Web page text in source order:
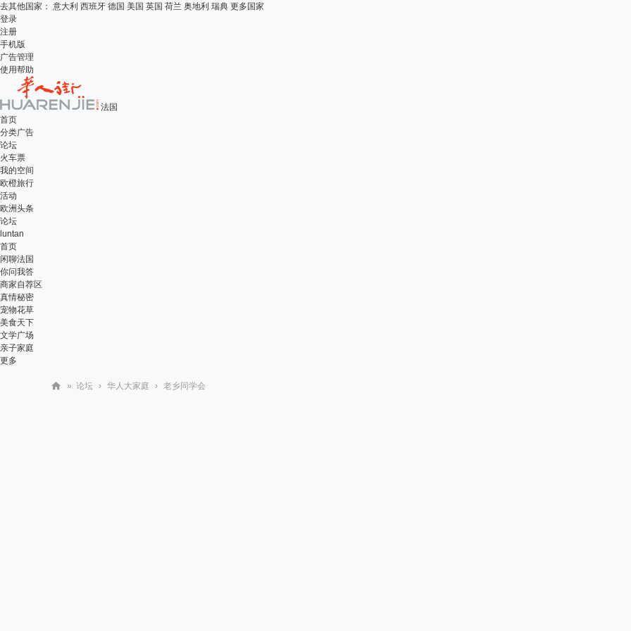
去其他国家： 意大利 西班牙 德国 美国 英国 荷兰 奥地利 瑞典 更多国家
登录
注册
手机版
广告管理
使用帮助
法国
首页
分类广告
论坛
火车票
我的空间
欧橙旅行
活动
欧洲头条
论坛
luntan
首页
闲聊法国
你问我答
商家自荐区
真情秘密
宠物花草
美食天下
文学广场
亲子家庭
更多
» 论坛 › 华人大家庭 › 老乡同学会